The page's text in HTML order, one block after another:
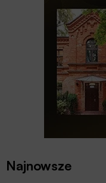
Najnowsze